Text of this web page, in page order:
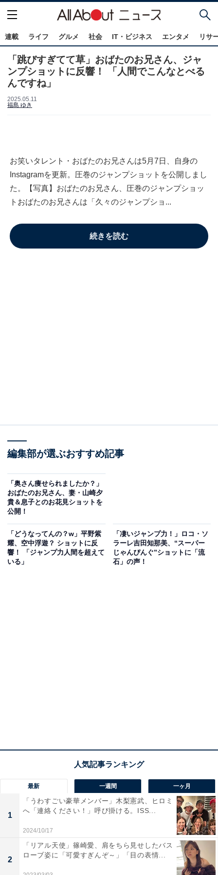
連載 ライフ グルメ 社会 IT・ビジネス エンタメ リサ
「跳びすぎてて草」おばたのお兄さん、ジャ
ンプショットに反響！ 「人間でこんなとべる
んですね」
2025.05.11
福島 ゆき
お笑いタレント・おばたのお兄さんは5月7日、自身の
Instagramを更新。圧巻のジャンプショットを公開しまし
た。【写真】おばたのお兄さん、圧巻のジャンプショッ
トおばたのお兄さんは「久々のジャンプショ...
続きを読む
編集部が選ぶおすすめ記事
「奥さん痩せられましたか？」
おばたのお兄さん、妻・山崎夕
貴＆息子とのお花見ショットを
公開！
「どうなってんの？w」平野紫
耀、空中浮遊？ ショットに反
響！ 「ジャンプ力人間を超えて
いる」
「凄いジャンプ力！」ロコ・ソ
ラーレ吉田知那美、“スーパー
じゃんぴんぐ”ショットに「流
石」の声！
最新 一週間 一ヶ月
1
「うわすごい豪華メンバー」木梨憲武、ヒロミ
へ「連絡ください！」呼び掛ける。ISS...
2024/10/17
2
「リアル天使」篠崎愛、肩をちら見せしたバス
ローブ姿に「可愛すぎんぞ～」「目の表情...